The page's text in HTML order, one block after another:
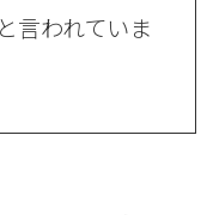
言われていま